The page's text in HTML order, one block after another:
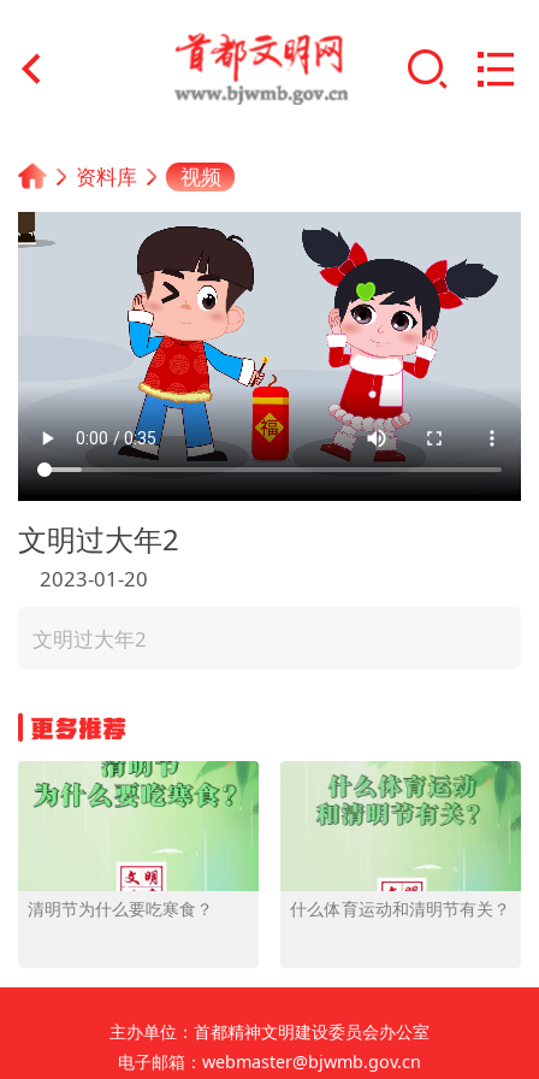
首页
文明创建
+
未成年人思想道德建设
榜样人物
+
身边好人
文明评论
北京宣传文化引导基金
专题
资料库
+
资料库 视频
文明过大年2
2023-01-20
文明过大年2
更多推荐
清明节为什么要吃寒食？ 什么体育运动和清明节有关？
主办单位：首都精神文明建设委员会办公室
电子邮箱：webmaster@bjwmb.gov.cn